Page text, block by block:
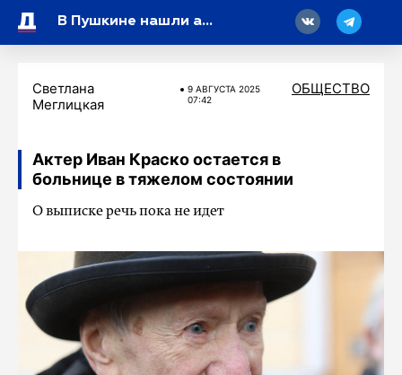
В Пушкине нашли авиабомбу и снаряды времен Великой Отечественной войны
Светлана
Меглицкая
9 АВГУСТА 2025
07:42
ОБЩЕСТВО
Актер Иван Краско остается в
больнице в тяжелом состоянии
О выписке речь пока не идет